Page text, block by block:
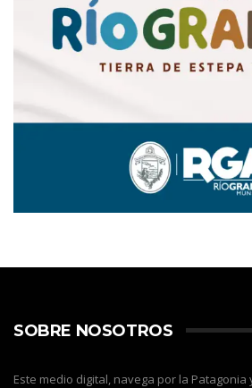
SOBRE NOSOTROS
Este medio digital, navega por la